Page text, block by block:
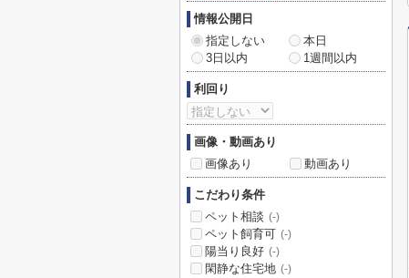
情報公開日
指定しない
本日
3日以内
1週間以内
利回り
画像・動画あり
画像あり
動画あり
こだわり条件
ペット相談 (-)
ペット飼育可 (-)
陽当り良好 (-)
閑静な住宅地 (-)